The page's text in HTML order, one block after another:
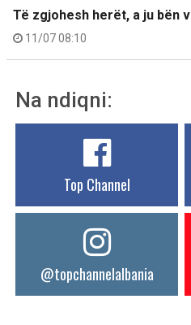
Të zgjohesh herët, a ju bën
11/07 08:10
Na ndiqni:
Top Channel
@topchannelalbania